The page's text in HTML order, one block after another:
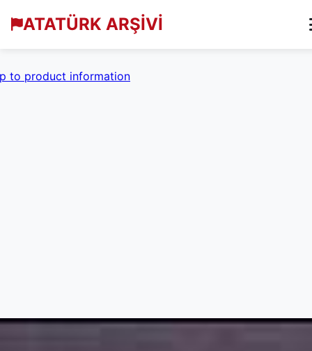
ATATÜRK ARŞİVİ
to product information